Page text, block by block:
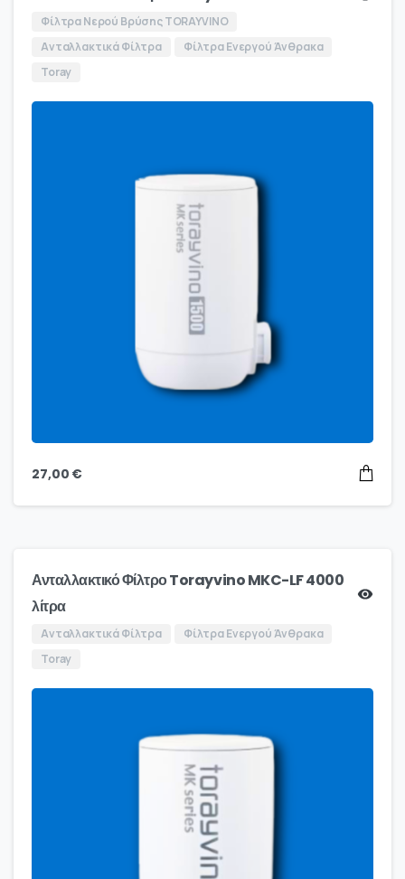
Φίλτρα Νερού Βρύσης TORAYVINO
Ανταλλακτικά Φίλτρα
Φίλτρα Ενεργού Άνθρακα
Toray
27,00 €
Ανταλλακτικό Φίλτρο Torayvino MKC-LF 4000
λίτρα
Ανταλλακτικά Φίλτρα
Φίλτρα Ενεργού Άνθρακα
Toray